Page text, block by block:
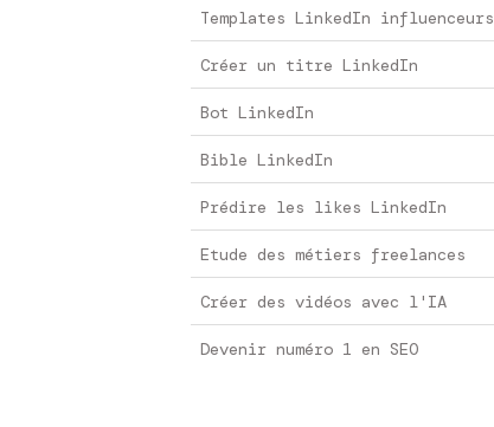
Templates LinkedIn influenceurs
Créer un titre LinkedIn
Bot LinkedIn
Bible LinkedIn
Prédire les likes LinkedIn
Etude des métiers freelances
Créer des vidéos avec l'IA
Devenir numéro 1 en SEO